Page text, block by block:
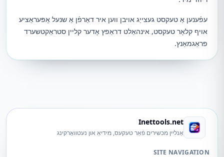
עפֿענען אַ טעקסט געצייַג אויבן ווען איר דאַרפֿן אַ שנעל אָפּעראַציע
אויף קלאָר טעקסט, אינהאַלט דראַפץ אָדער קליין סטראַקטשערד
פראַגמאַנץ.
Inettools.net
אָנליין מכשירים פֿאַר טעקעס, מידיאַ און נעטוואָרקינג
SITE NAVIGATION